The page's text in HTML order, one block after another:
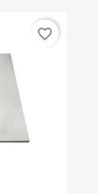
favorite_border